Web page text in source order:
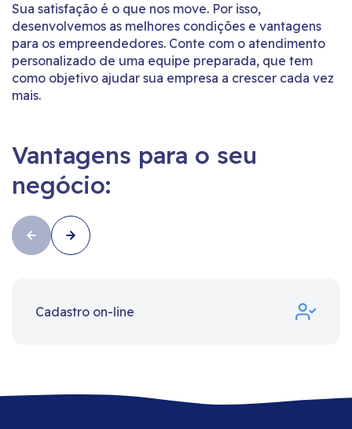
Sua satisfação é o que nos move. Por isso,
desenvolvemos as melhores condições e vantagens
para os empreendedores. Conte com o atendimento
personalizado de uma equipe preparada, que tem
como objetivo ajudar sua empresa a crescer cada vez
mais.
Vantagens para o seu
negócio:
Cadastro on-line